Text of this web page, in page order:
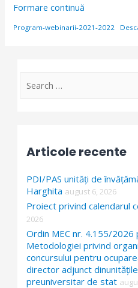
Formare continuă
Program-webinarii-2021-2022
S
c
f
o
r
:
Articole recente
PDI/PAS unități de
Harghita august 6, 2026
Proiect privind calendarul
2026
Ordin MEC nr. 4.155/
Metodologiei privind
concursului pentru
director adjunct
preuniversitar de stat